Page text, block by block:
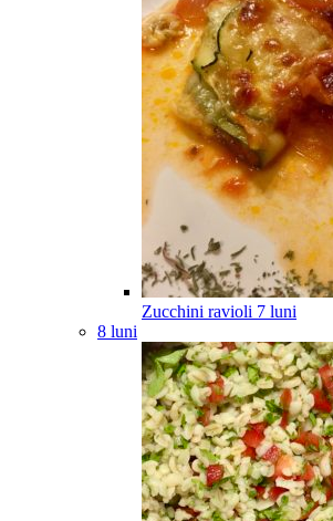
Zucchini ravioli 7 luni
8 luni